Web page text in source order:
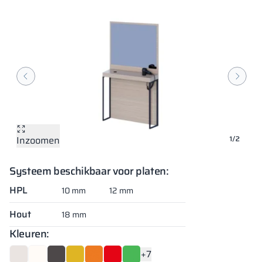
1/2
Inzoomen
Inzoomen
Systeem beschikbaar voor platen:
HPL 10 mm 12 mm
Hout 18 mm
Kleuren:
+7